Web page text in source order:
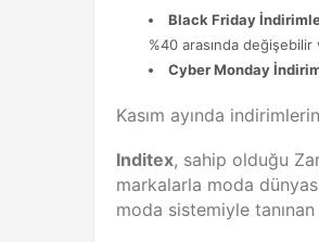
Black Friday
%40 arasında
Cyber Monday
Kasım ayında
Inditex, sahip olduğu
markalarla moda
moda sistemiyle